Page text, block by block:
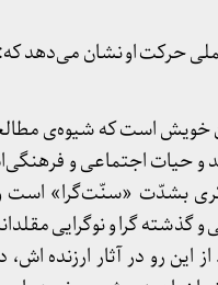
حرکت او نشان می‌دهد که:
خویش است که شیوه‌ی
اجتماعی و
بشدّت «سنّت‌گرا» است
گرا و نوگرایی مقلدانه و
این رو در آثار ارزنده